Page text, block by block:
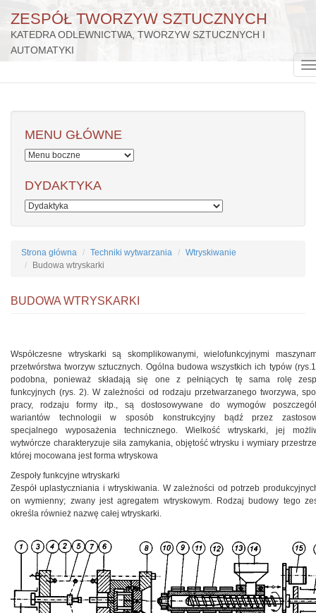
Przejdź
ZESPÓŁ TWORZYW SZTUCZNYCH
KATEDRA ODLEWNICTWA, TWORZYW SZTUCZNYCH I
AUTOMATYKI
MENU GŁÓWNE
DYDAKTYKA
Strona główna Techniki wytwarzania
Wtryskiwanie
Budowa wtryskarki
BUDOWA WTRYSKARKI
Współczesne wtryskarki są skomplikowanymi, wielofunkcyjnymi
przetwórstwa tworzyw sztucznych. Ogólna budowa wszystkich ich typów
podobna, ponieważ składają się one z pełniących tę sama rolę
funkcyjnych (rys. 2). W zależności od rodzaju przetwarzanego tworzywa,
pracy, rodzaju formy itp., są dostosowywane do wymogów
wariantów technologii w sposób konstrukcyjny bądź przez
specjalnego wyposażenia technicznego. Wielkość wtryskarki, jej
wytwórcze charakteryzuje siła zamykania, objętość wtrysku i wymiary
której mocowana jest forma wtryskowa
Zespoły funkcyjne wtryskarki
Zespół uplastyczniania i wtryskiwania. W zależności od potrzeb
on wymienny; zwany jest agregatem wtryskowym. Rodzaj budowy tego
określa również nazwę całej wtryskarki.